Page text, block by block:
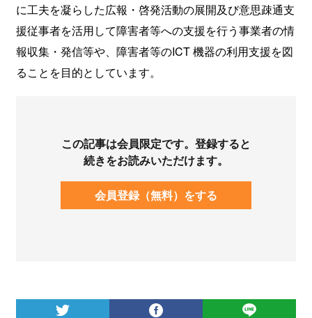
に工夫を凝らした広報・啓発活動の展開及び意思疎通支
援従事者を活用して障害者等への支援を行う事業者の情
報収集・発信等や、障害者等のICT 機器の利用支援を図
ることを目的としています。
この記事は会員限定です。登録すると
続きをお読みいただけます。
会員登録（無料）をする